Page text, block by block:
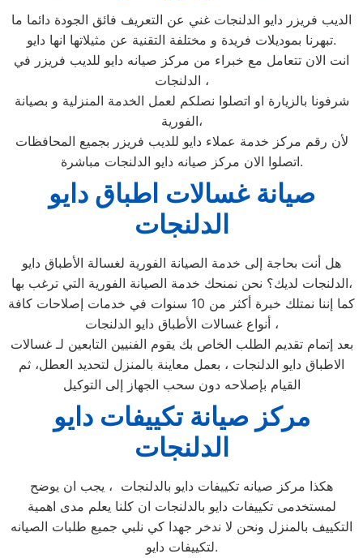
الديب فريزر دايو الدلنجات غني عن التعريف فائق الجودة دائما ما
تبهرنا بموديلات فريدة و مختلفة التقنية عن مثيلاتها انها دايو.
انت الان تتعامل مع خبراء من مركز صيانه دايو للديب فريزر في
الدلنجات ،
شرفونا بالزيارة او اتصلوا نصلكم لعمل الخدمة المنزلية و بصيانة
الفورية،
لأن رقم مركز خدمة عملاء دايو للديب فريزر بجميع المحافظات
اتصلوا الان مركز صيانه دايو الدلنجات مباشرة.
صيانة غسالات اطباق دايو
الدلنجات
هل أنت بحاجة إلى خدمة الصيانة الفورية لغسالة الأطباق دايو
الدلنجات لديك؟ نحن نمنحك خدمة الصيانة الفورية التي ترغب بها،
كما إننا نمتلك خبرة أكثر من 10 سنوات في خدمات إصلاحات كافة
أنواع غسالات الأطباق دايو الدلنجات ،
بعد إتمام تقديم الطلب الخاص بك يقوم الفنيين التابعين لـ غسالات
الاطباق دايو الدلنجات ، بعمل معاينة بالمنزل لتحديد العطل، ثم
القيام بإصلاحه دون سحب الجهاز إلى التوكيل
مركز صيانة تكييفات دايو
الدلنجات
هكذا مركز صيانه تكييفات دايو بالدلنجات ، يجب ان يوضح
لمستخدمى تكييفات دايو بالدلنجات ان كلنا يعلم مدى اهمية
التكييف بالمنزل ونحن لا ندخر جهدا كي نلبي جميع طلبات الصيانه
لتكييفات دايو.